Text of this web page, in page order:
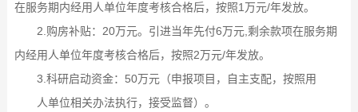
在服务期内经用人单位年度考核合格后，按照1万元/年发放。
2.购房补贴：20万元。引进当年先付6万元,剩余款项在服务期
内经用人单位年度考核合格后，按照2万元/年发放。
3.科研启动资金：50万元（申报项目，自主支配，按照用
人单位相关办法执行，接受监督）。